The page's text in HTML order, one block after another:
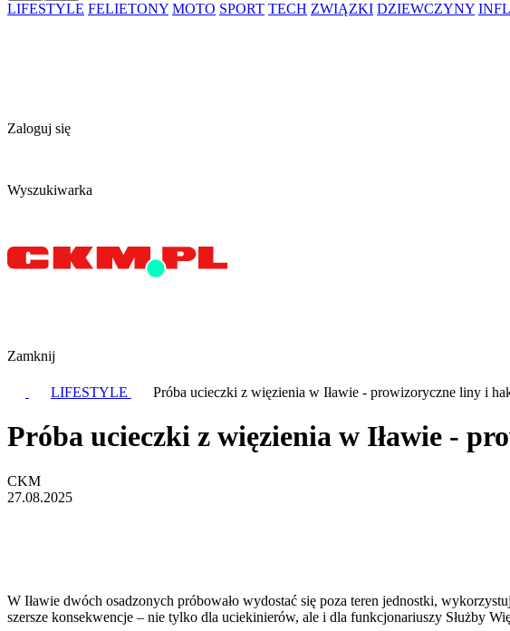
LIFESTYLE FELIETONY MOTO SPORT TECH ZWIĄZKI DZIEWCZYNY
Zaloguj się
Wyszukiwarka
Zamknij
LIFESTYLE Próba ucieczki z więzienia w Iławie - prowizoryczne liny i
Próba ucieczki z więzienia w Iławie -
CKM
27.08.2025
W Iławie dwóch osadzonych próbowało wydostać się poza teren jednostki,
szersze konsekwencje – nie tylko dla uciekinierów, ale i dla funkcjonariuszy Służby